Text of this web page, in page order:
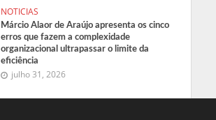
NOTICIAS
Márcio Alaor de Araújo apresenta os cinco
erros que fazem a complexidade
organizacional ultrapassar o limite da
eficiência
julho 31, 2026